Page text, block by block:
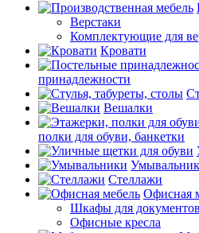
Верстаки
Комплектующие для
Кровати
принадлежности
Вешалки
полки для обуви, банкетки
Стеллажи
Офисная
Шкафы для документов
Офисные кресла